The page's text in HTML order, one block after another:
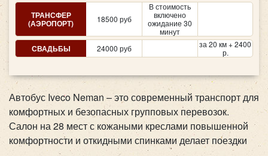
ТРАНСФЕР
(АЭРОПОРТ) 18500 руб
В стоимость
включено
ожидание 30
минут
СВАДЬБЫ 24000 руб
за 20 км + 2400
р.
Автобус Iveco Neman – это современный транспорт для
комфортных и безопасных групповых перевозок.
Салон на 28 мест с кожаными креслами повышенной
комфортности и откидными спинками делает поездки